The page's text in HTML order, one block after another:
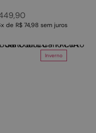
,90
x de R$ 74,98 sem juros
Inverno